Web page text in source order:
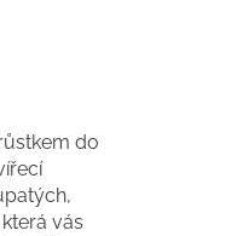
do
vás